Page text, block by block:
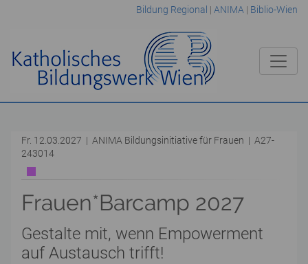
Bildung Regional | ANIMA | Biblio-Wien
Fr. 12.03.2027 | ANIMA Bildungsinitiative für Frauen | A27-
243014
Frauen*Barcamp 2027
Gestalte mit, wenn Empowerment
auf Austausch trifft!